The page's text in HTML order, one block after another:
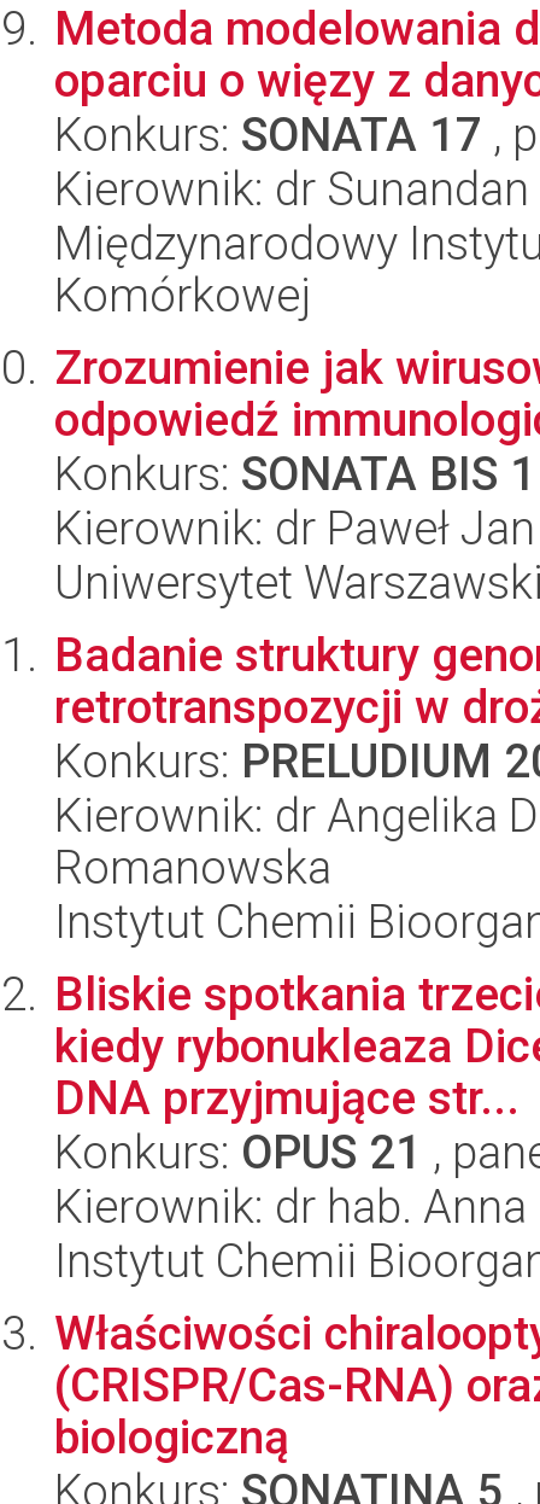
Metoda modelowania
oparciu o więzy z
Konkurs: SONATA 17 ,
Kierownik: dr
Międzynarodowy
Komórkowej
Zrozumienie jak
odpowiedź
Konkurs: SONATA BIS
Kierownik: dr Paweł
Uniwersytet
Badanie struktury
retrotranspozycji w
Konkurs: PRELUDIUM
Kierownik: dr Angelika
Romanowska
Instytut Chemii
Bliskie spotkania
kiedy rybonukleaza
DNA przyjmujące str...
Konkurs: OPUS 21 ,
Kierownik: dr hab.
Instytut Chemii
Właściwości
(CRISPR/Cas-RNA)
biologiczną
Konkurs: SONATINA 5